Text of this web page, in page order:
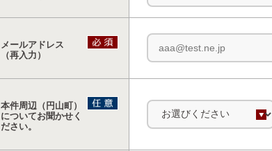
メールアドレス
（再入力）
本件周辺（円山町）
についてお聞かせく
ださい。